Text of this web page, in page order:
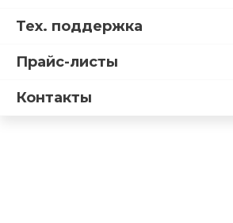
Тех. поддержка
Прайс-листы
Контакты